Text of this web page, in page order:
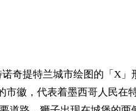
奇提特兰城市绘图的「X
徽，代表着墨西哥人民